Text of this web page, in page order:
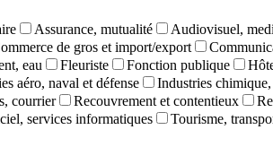
Assurance, mutualité Audiovisuel,
de gros et import/export
eau Fleuriste Fonction publique
aéro, naval et défense Industries
courrier Recouvrement et contentieux
services informatiques Tourisme,